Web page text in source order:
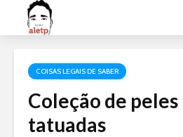
COISAS LEGAIS DE SABER
Coleção de
tatuadas